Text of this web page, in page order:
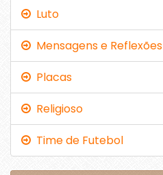
Luto
Mensagens e Reflexões
Placas
Religioso
Time de Futebol